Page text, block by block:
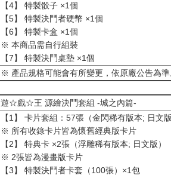
【4】 特製骰子 ×1個
【5】 特製決鬥者硬幣 ×1個
【6】 特製卡盒 ×1個
※ 本商品需自行組裝
【7】 特製決鬥桌墊 ×1個
※ 產品規格可能會有所變更，依原廠公告為準
遊☆戲☆王 源繪決鬥套組 -城之內篇-
【1】 卡片套組：57張（金閃稀有版本; 日文版
※ 所有收錄卡片皆為懷舊經典版卡片
【2】 特典卡 ×2張（浮雕稀有版本; 日文版）​
※ 2張皆為漫畫版卡片
【3】 特製決鬥者卡套（100張）×1包